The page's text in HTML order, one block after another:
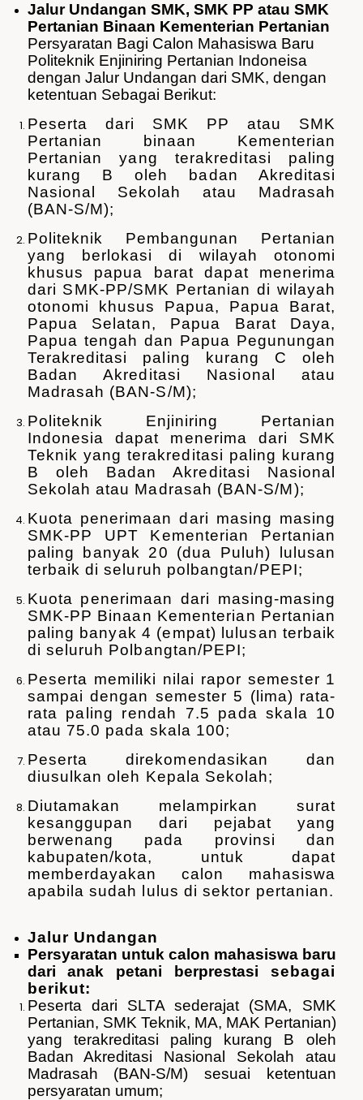
Jalur Undangan SMK, SMK PP atau SMK
Pertanian Binaan Kementerian Pertanian
Persyaratan Bagi Calon Mahasiswa Baru
Politeknik Enjiniring Pertanian Indoneisa
dengan Jalur Undangan dari SMK, dengan
ketentuan Sebagai Berikut:
Peserta dari SMK PP atau SMK
Pertanian binaan Kementerian
Pertanian yang terakreditasi paling
kurang B oleh badan Akreditasi
Nasional Sekolah atau Madrasah
(BAN-S/M);
Politeknik Pembangunan Pertanian
yang berlokasi di wilayah otonomi
khusus papua barat dapat menerima
dari SMK-PP/SMK Pertanian di wilayah
otonomi khusus Papua, Papua Barat,
Papua Selatan, Papua Barat Daya,
Papua tengah dan Papua Pegunungan
Terakreditasi paling kurang C oleh
Badan Akreditasi Nasional atau
Madrasah (BAN-S/M);
Politeknik Enjiniring Pertanian
Indonesia dapat menerima dari SMK
Teknik yang terakreditasi paling kurang
B oleh Badan Akreditasi Nasional
Sekolah atau Madrasah (BAN-S/M);
Kuota penerimaan dari masing masing
SMK-PP UPT Kementerian Pertanian
paling banyak 20 (dua Puluh) lulusan
terbaik di seluruh polbangtan/PEPI;
Kuota penerimaan dari masing-masing
SMK-PP Binaan Kementerian Pertanian
paling banyak 4 (empat) lulusan terbaik
di seluruh Polbangtan/PEPI;
Peserta memiliki nilai rapor semester 1
sampai dengan semester 5 (lima) rata-
rata paling rendah 7.5 pada skala 10
atau 75.0 pada skala 100;
Peserta direkomendasikan dan
diusulkan oleh Kepala Sekolah;
Diutamakan melampirkan surat
kesanggupan dari pejabat yang
berwenang pada provinsi dan
kabupaten/kota, untuk dapat
memberdayakan calon mahasiswa
apabila sudah lulus di sektor pertanian.
Jalur Undangan
Persyaratan untuk calon mahasiswa baru
dari anak petani berprestasisebagai
berikut:
Peserta dari SLTA sederajat (SMA, SMK
Pertanian, SMK Teknik, MA, MAK Pertanian)
yang terakreditasi paling kurang B oleh
Badan Akreditasi Nasional Sekolah atau
Madrasah (BAN-S/M) sesuai ketentuan
persyaratan umum;